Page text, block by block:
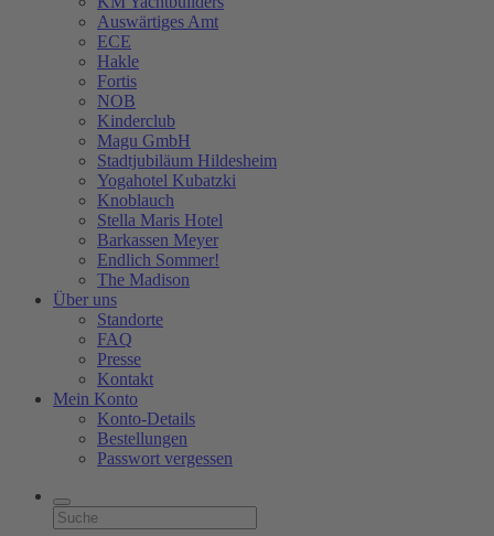
Auswärtiges Amt
ECE
Hakle
Fortis
NOB
Kinderclub
Magu GmbH
Stadtjubiläum Hildesheim
Yogahotel Kubatzki
Knoblauch
Stella Maris Hotel
Barkassen Meyer
Endlich Sommer!
The Madison
Über uns
Standorte
FAQ
Presse
Kontakt
Mein Konto
Konto-Details
Bestellungen
Passwort vergessen